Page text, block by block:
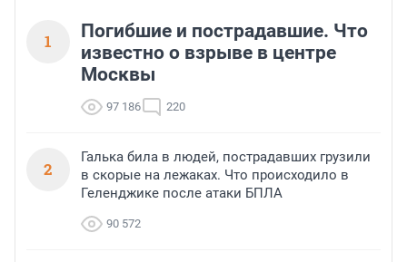
1
Погибшие и пострадавшие. Что
известно о взрыве в центре
Москвы
97 186 220
2
Галька била в людей, пострадавших грузили
в скорые на лежаках. Что происходило в
Геленджике после атаки БПЛА
90 572